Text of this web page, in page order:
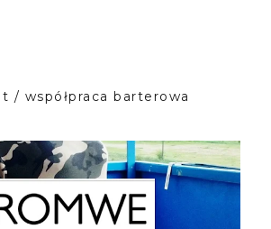
/ współpraca barterowa